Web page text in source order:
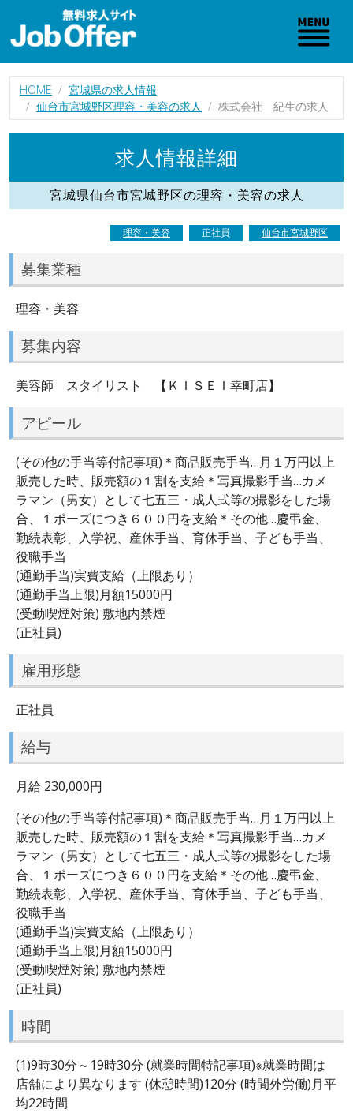
HOME
宮城県の求人情報
仙台市宮城野区理容・美容の求人
株式会社 紀生の求人
求人情報詳細
宮城県仙台市宮城野区の理容・美容の求人
理容・美容 正社員 仙台市宮城野区
募集業種
理容・美容
募集内容
美容師 スタイリスト 【ＫＩＳＥＩ幸町店】
アピール
(その他の手当等付記事項)＊商品販売手当…月１万円以上
販売した時、販売額の１割を支給＊写真撮影手当…カメ
ラマン（男女）として七五三・成人式等の撮影をした場
合、１ポーズにつき６００円を支給＊その他…慶弔金、
勤続表彰、入学祝、産休手当、育休手当、子ども手当、
役職手当
(通勤手当)実費支給（上限あり）
(通勤手当上限)月額15000円
(受動喫煙対策) 敷地内禁煙
(正社員)
雇用形態
正社員
給与
月給 230,000円
(その他の手当等付記事項)＊商品販売手当…月１万円以上
販売した時、販売額の１割を支給＊写真撮影手当…カメ
ラマン（男女）として七五三・成人式等の撮影をした場
合、１ポーズにつき６００円を支給＊その他…慶弔金、
勤続表彰、入学祝、産休手当、育休手当、子ども手当、
役職手当
(通勤手当)実費支給（上限あり）
(通勤手当上限)月額15000円
(受動喫煙対策) 敷地内禁煙
(正社員)
時間
(1)9時30分～19時30分 (就業時間特記事項)※就業時間は
店舗により異なります (休憩時間)120分 (時間外労働)月平
均22時間